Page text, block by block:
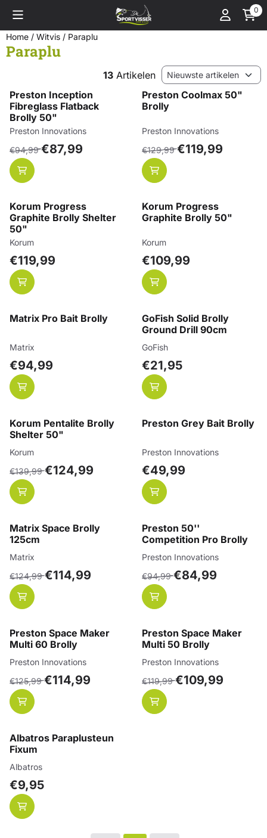
Cookievoorkeuren zijn momenteel gesloten. 0
Home / Witvis / Paraplu
Paraplu
13 Artikelen Sorteermethode
Preston Inception
Fibreglass Flatback
Brolly 50"
Merk:
Preston Innovations
Van 94,99 voor 87,99
€94,99€87,99
Preston Coolmax 50"
Brolly
Merk:
Preston Innovations
Van 129,99 voor 119,99
€129,99€119,99
Korum Progress
Graphite Brolly Shelter
50"
Merk:
Korum
Prijs: 119,99
€119,99
Korum Progress
Graphite Brolly 50"
Merk:
Korum
Prijs: 109,99
€109,99
Matrix Pro Bait Brolly
Merk:
Matrix
Prijs: 94,99
€94,99
GoFish Solid Brolly
Ground Drill 90cm
Merk:
GoFish
Prijs: 21,95
€21,95
Korum Pentalite Brolly
Shelter 50"
Merk:
Korum
Van 139,99 voor 124,99
€139,99€124,99
Preston Grey Bait Brolly
Merk:
Preston Innovations
Prijs: 49,99
€49,99
Matrix Space Brolly
125cm
Merk:
Matrix
Van 124,99 voor 114,99
€124,99€114,99
Preston 50''
Competition Pro Brolly
Merk:
Preston Innovations
Van 94,99 voor 84,99
€94,99€84,99
Preston Space Maker
Multi 60 Brolly
Merk:
Preston Innovations
Van 125,99 voor 114,99
€125,99€114,99
Preston Space Maker
Multi 50 Brolly
Merk:
Preston Innovations
Van 119,99 voor 109,99
€119,99€109,99
Albatros Paraplusteun
Fixum
Merk:
Albatros
Prijs: 9,95
€9,95